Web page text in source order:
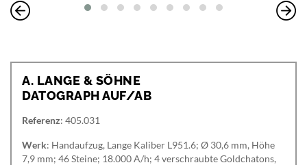
A. LANGE & SÖHNE
DATOGRAPH AUF/AB
Referenz: 405.031
Werk: Handaufzug, Lange Kaliber L951.6; Ø 30,6 mm, Höhe
7,9 mm; 46 Steine; 18.000 A/h; 4 verschraubte Goldchatons,